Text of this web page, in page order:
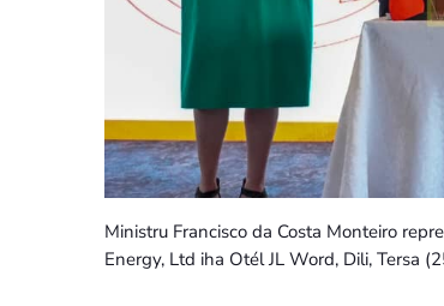
Ministru Francisco da Costa Monteiro
Energy, Ltd iha Otél JL Word, Dili, Tersa